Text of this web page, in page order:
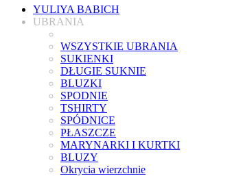
YULIYA BABICH
UBRANIA
WSZYSTKIE UBRANIA
SUKIENKI
DŁUGIE SUKNIE
BLUZKI
SPODNIE
TSHIRTY
SPÓDNICE
PŁASZCZE
MARYNARKI I KURTKI
BLUZY
Okrycia wierzchnie